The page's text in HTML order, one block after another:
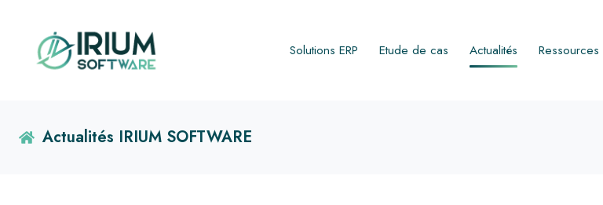
Solutions ERP Etude de cas Actualités Ressources
Actualités IRIUM SOFTWARE